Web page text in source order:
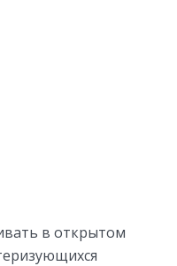
в открытом